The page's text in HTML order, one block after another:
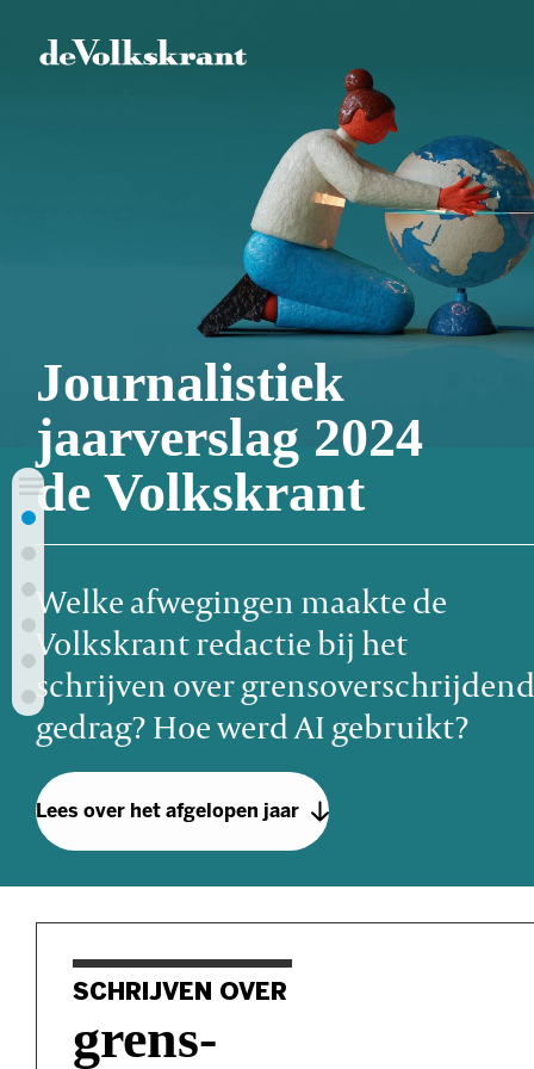
Journalistiek
jaarverslag 2024
de Volkskrant
Welke afwegingen maakte de
Volkskrant redactie bij het
schrijven over grens­overschrij­dend
gedrag? Hoe werd AI gebruikt?
Lees over het afgelopen jaar
SCHRIJVEN OVER
grens­